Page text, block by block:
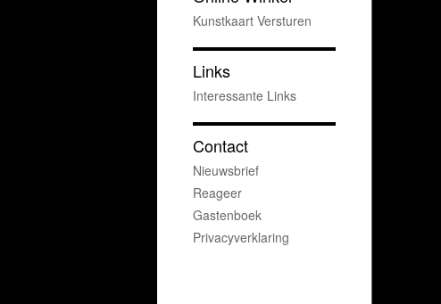
Kunstkaart Versturen
Links
Interessante Links
Contact
Nieuwsbrief
Reageer
Gastenboek
Privacyverklaring